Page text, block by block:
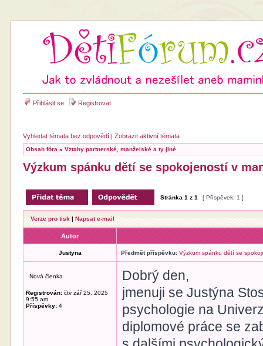
Přihlásit se Registrovat
Vyhledat témata bez odpovědí |Zobrazit aktivní témata
Obsah fóra »Vztahy partnerské, manželské a ty jiné
Výzkum spánku dětí se spokojeností v
Stránka1 z1 [ Příspěvek: 1 ]
Verze pro tisk |Napsat e-mail
Autor
Justyna Předmět příspěvku: Výzkum spánku dětí se
Nová členka
Registrován: čtv zář 25, 2025
9:55 am
Příspěvky: 4
Dobrý den,
jmenuji se Justýna
psychologie na
diplomové práce se